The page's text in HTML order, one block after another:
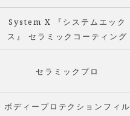
System X 『システムエック
ス』 セラミックコーティング
セラミックプロ
ボディープロテクションフィル